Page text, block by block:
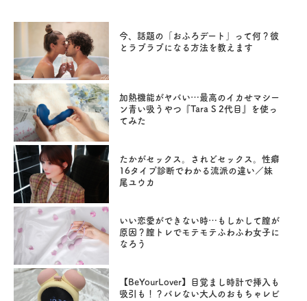
今、話題の「おふろデート」って何？彼
とラブラブになる方法を教えます
加熱機能がヤバい…最高のイカせマシー
ン青い吸うやつ『Tara S 2代目』を使っ
てみた
たかがセックス。されどセックス。性癖
16タイプ診断でわかる流派の違い／妹
尾ユウカ
いい恋愛ができない時…もしかして膣が
原因？膣トレでモテモテふわふわ女子に
なろう
【BeYourLover】目覚まし時計で挿入も
吸引も！？バレない大人のおもちゃレビ